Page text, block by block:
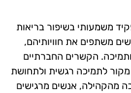
משמעותי בשיפור בריאות
משתפים את חוויותיהם,
הקשרים החברתיים
מקור לתמיכה רגשית ולתחושת
מהקהילה, אנשים מרגישים